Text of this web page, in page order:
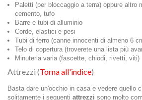
Paletti (per bloccaggio a terra) oppure altro
cemento, tufo
Barre e tubi di alluminio
Corde, elastici e pesi
Tubi di ferro (canne innocenti di almeno 6
Telo di copertura (troverete una lista più
Minuteria varia (fascette, chiodi, rivetti, viti)
Attrezzi (Torna all'indice)
Basta dare un'occhio in casa e vedere quello
solitamente i seguenti attrezzi sono molto